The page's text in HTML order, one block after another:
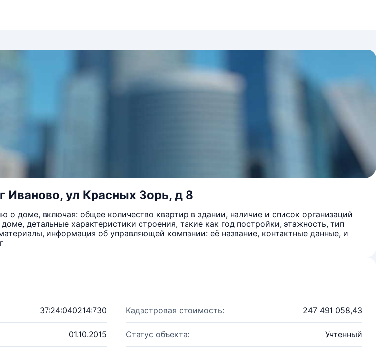
Иваново, ул Красных Зорь, д 8
о доме, включая: общее количество квартир в здании, наличие и список организаций
детальные характеристики строения, такие как год постройки, этажность, тип
информация об управляющей компании: её название, контактные данные, и
37:24:040214:730 Кадастровая стоимость: 247 491 058,43
01.10.2015 Статус объекта: Учтенный